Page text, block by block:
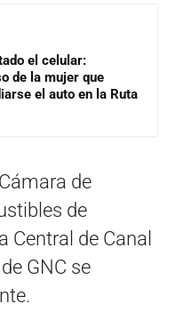
el celular:
de la mujer que
el auto en la Ruta
de
de
Central de Canal
GNC se